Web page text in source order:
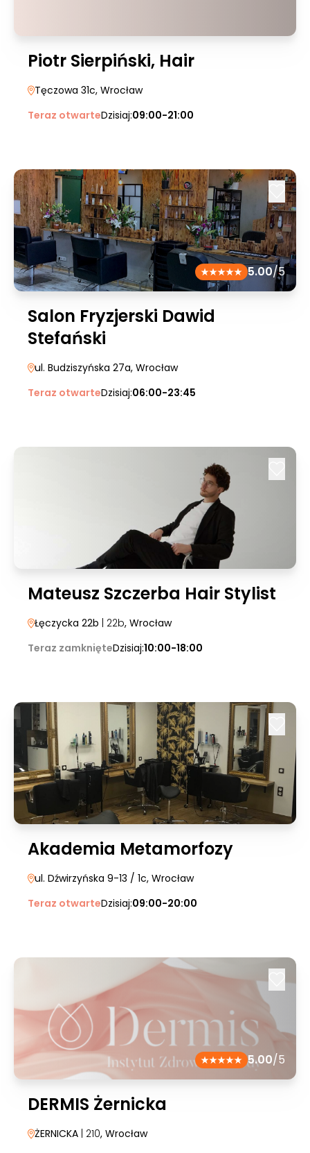
Piotr Sierpiński, Hair
Tęczowa 31c, Wrocław
Teraz otwarteDzisiaj:09:00-21:00
5.00/5
Salon Fryzjerski Dawid
Stefański
ul. Budziszyńska 27a, Wrocław
Teraz otwarteDzisiaj:06:00-23:45
Mateusz Szczerba Hair Stylist
Łęczycka 22b | 22b, Wrocław
Teraz zamknięteDzisiaj:10:00-18:00
Akademia Metamorfozy
ul. Dźwirzyńska 9-13 / 1c, Wrocław
Teraz otwarteDzisiaj:09:00-20:00
5.00/5
DERMIS Żernicka
ŻERNICKA | 210, Wrocław